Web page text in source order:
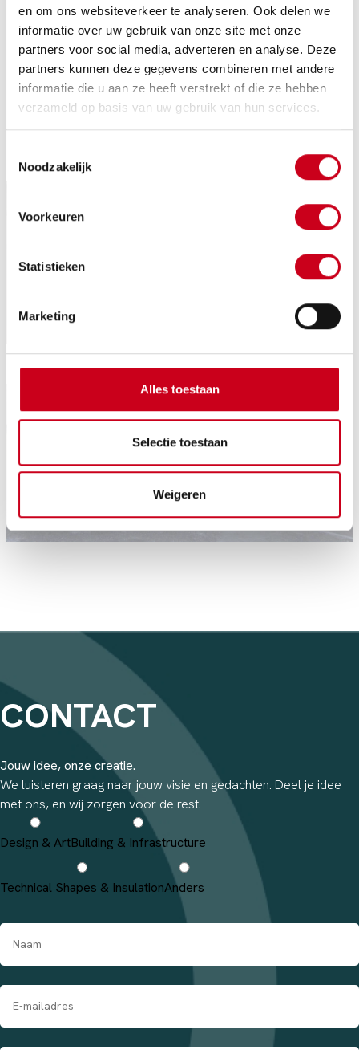
en om ons websiteverkeer te analyseren. Ook delen we
informatie over uw gebruik van onze site met onze
partners voor social media, adverteren en analyse. Deze
partners kunnen deze gegevens combineren met andere
informatie die u aan ze heeft verstrekt of die ze hebben
verzameld op basis van uw gebruik van hun services.
Noodzakelijk
Voorkeuren
Statistieken
Marketing
Alles toestaan
Selectie toestaan
Weigeren
te gaan. Een spel dat je nooit kunt winnen.Bekijk het
bewegende EPS-pistool Xantippe.
CONTACT
Jouw idee, onze creatie.
We luisteren graag naar jouw visie en gedachten. Deel je idee
met ons, en wij zorgen voor de rest.
Design & ArtBuilding & Infrastructure
Technical Shapes & InsulationAnders